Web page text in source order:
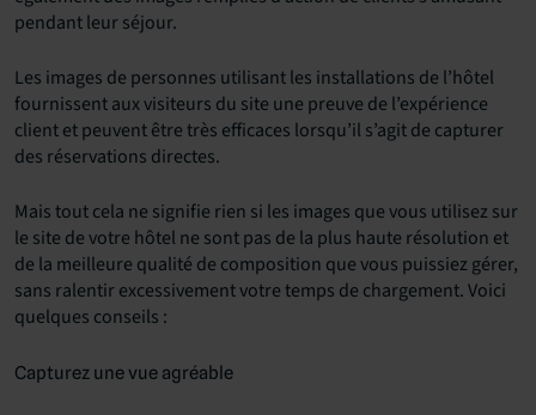
pendant leur séjour.
Les images de personnes utilisant les installations de l’hôtel
fournissent aux visiteurs du site une preuve de l’expérience
client et peuvent être très efficaces lorsqu’il s’agit de capturer
des réservations directes.
Mais tout cela ne signifie rien si les images que vous utilisez sur
le site de votre hôtel ne sont pas de la plus haute résolution et
de la meilleure qualité de composition que vous puissiez gérer,
sans ralentir excessivement votre temps de chargement. Voici
quelques conseils :
Capturez une vue agréable